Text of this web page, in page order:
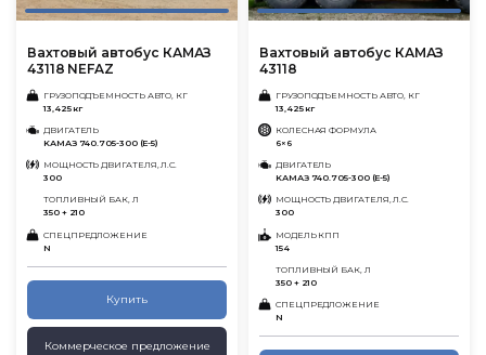
Вахтовый автобус КАМАЗ
43118 NEFAZ
ГРУЗОПОДЪЕМНОСТЬ АВТО, КГ
13,425 кг
ДВИГАТЕЛЬ
KАMАЗ 740.705-300 (E-5)
МОЩНОСТЬ ДВИГАТЕЛЯ, Л.С.
300
ТОПЛИВНЫЙ БАК, Л
350 + 210
СПЕЦПРЕДЛОЖЕНИЕ
N
Купить
Коммерческое предложение
Вахтовый автобус КАМАЗ
43118
ГРУЗОПОДЪЕМНОСТЬ АВТО, КГ
13,425 кг
КОЛЕСНАЯ ФОРМУЛА
6×6
ДВИГАТЕЛЬ
KАMАЗ 740.705-300 (E-5)
МОЩНОСТЬ ДВИГАТЕЛЯ, Л.С.
300
МОДЕЛЬ КПП
154
ТОПЛИВНЫЙ БАК, Л
350 + 210
СПЕЦПРЕДЛОЖЕНИЕ
N